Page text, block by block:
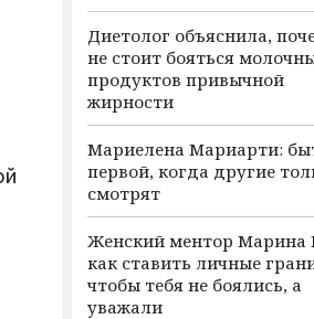
Диетолог объяснила,
не стоит бояться
продуктов привычной
жирности
Мариелена Мариарти:
первой, когда другие
смотрят
Женский ментор Марина
как ставить личные
чтобы тебя не боялись, а
уважали